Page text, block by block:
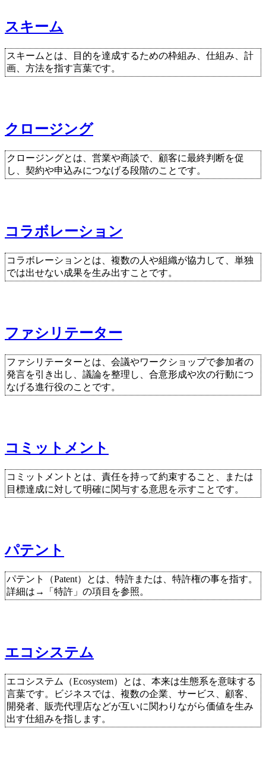
スキーム
スキームとは、目的を達成するための枠組み、仕組み、計
画、方法を指す言葉です。
クロージング
クロージングとは、営業や商談で、顧客に最終判断を促
し、契約や申込みにつなげる段階のことです。
コラボレーション
コラボレーションとは、複数の人や組織が協力して、単独
では出せない成果を生み出すことです。
ファシリテーター
ファシリテーターとは、会議やワークショップで参加者の
発言を引き出し、議論を整理し、合意形成や次の行動につ
なげる進行役のことです。
コミットメント
コミットメントとは、責任を持って約束すること、または
目標達成に対して明確に関与する意思を示すことです。
パテント
パテント（Patent）とは、特許または、特許権の事を指す。
詳細は→「特許」の項目を参照。
エコシステム
エコシステム（Ecosystem）とは、本来は生態系を意味する
言葉です。ビジネスでは、複数の企業、サービス、顧客、
開発者、販売代理店などが互いに関わりながら価値を生み
出す仕組みを指します。